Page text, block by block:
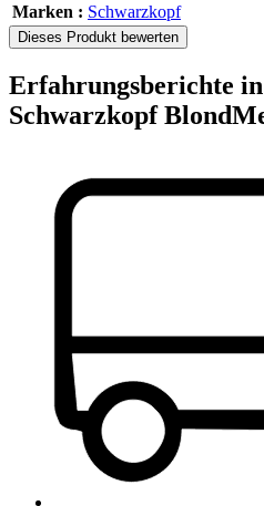
Marken : Schwarzkopf
Dieses Produkt bewerten
Erfahrungsberichte
Schwarzkopf